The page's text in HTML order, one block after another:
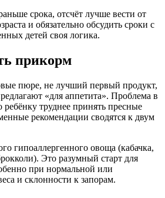
срока, отсчёт лучше вести от
и обязательно обсудить сроки с
детей своя логика.
прикорм
пюре, не лучший первый продукт,
«для аппетита». Проблема в
ребёнку труднее принять пресные
рекомендации сводятся к двум
гипоаллергенного овоща (кабачка,
Это разумный старт для
при нормальной или
и склонности к запорам.